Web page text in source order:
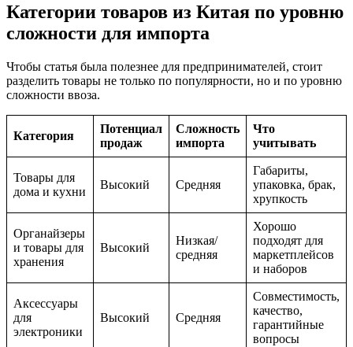
Категории товаров из Китая по уровню
сложности для импорта
Чтобы статья была полезнее для предпринимателей, стоит
разделить товары не только по популярности, но и по уровню
сложности ввоза.
Категория
Потенциал
продаж
Сложность
импорта
Что
учитывать
Товары для
дома и кухни
Высокий Средняя
Габариты,
упаковка, брак,
хрупкость
Органайзеры
и товары для
хранения
Высокий
Низкая/
средняя
Хорошо
подходят для
маркетплейсов
и наборов
Аксессуары
для
электроники
Высокий Средняя
Совместимость,
качество,
гарантийные
вопросы